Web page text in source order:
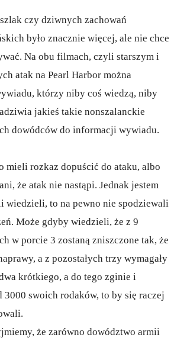
czy dziwnych zachowań
było znacznie więcej, ale nie chce
Na obu filmach, czyli starszym i
atak na Pearl Harbor można
którzy niby coś wiedzą, niby
jakieś takie nonszalanckie
dowódców do informacji wywiadu.
mieli rozkaz dopuścić do ataku, albo
że atak nie nastąpi. Jednak jestem
wiedzieli, to na pewno nie spodziewali
Może gdyby wiedzieli, że z 9
w porcie 3 zostaną zniszczone tak, że
a z pozostałych trzy wymagały
krótkiego, a do tego zginie i
3000 swoich rodaków, to by się raczej
że zarówno dowództwo armii